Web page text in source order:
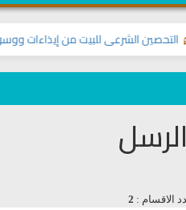
الشرعي للبيت من إيذاءات
الاقسام : 2